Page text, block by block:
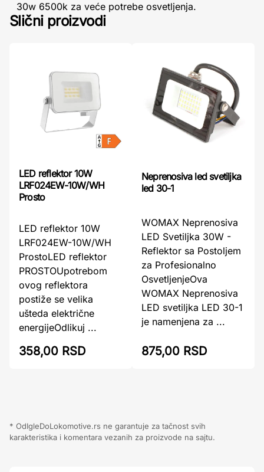
30w 6500k za veće potrebe osvetljenja.
Slični proizvodi
LED reflektor 10W
LRF024EW-10W/WH
Prosto
LED reflektor 10W
LRF024EW-10W/WH
ProstoLED reflektor
PROSTOUpotrebom
ovog reflektora
postiže se velika
ušteda električne
energijeOdlikuj ...
358,00 RSD
Neprenosiva led svetiljka
led 30-1
WOMAX Neprenosiva
LED Svetiljka 30W -
Reflektor sa Postoljem
za Profesionalno
OsvetljenjeOva
WOMAX Neprenosiva
LED svetiljka LED 30-1
je namenjena za ...
875,00 RSD
* OdIgleDoLokomotive.rs ne garantuje za tačnost svih
karakteristika i komentara vezanih za proizvode na sajtu.